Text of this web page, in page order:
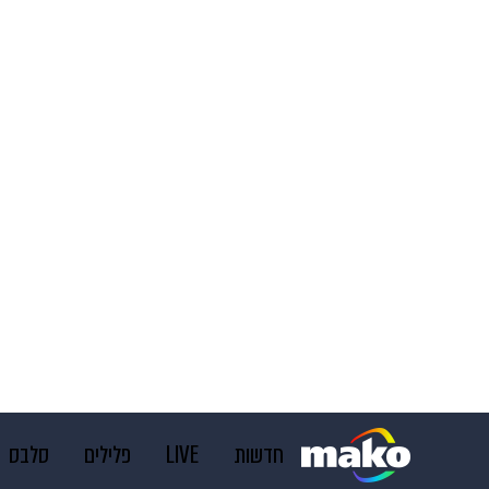
חדשות LIVE פלילים סלבס